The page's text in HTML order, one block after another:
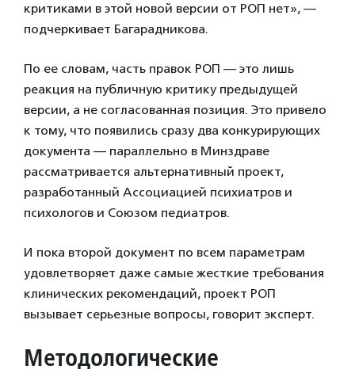
критиками в этой новой версии от РОП нет», —
подчеркивает Багарадникова.
По ее словам, часть правок РОП — это лишь
реакция на публичную критику предыдущей
версии, а не согласованная позиция. Это привело
к тому, что появились сразу два конкурирующих
документа — параллельно в Минздраве
рассматривается альтернативный проект,
разработанный Ассоциацией психиатров и
психологов и Союзом педиатров.
И пока второй документ по всем параметрам
удовлетворяет даже самые жесткие требования
клинических рекомендаций, проект РОП
вызывает серьезные вопросы, говорит эксперт.
Методологические